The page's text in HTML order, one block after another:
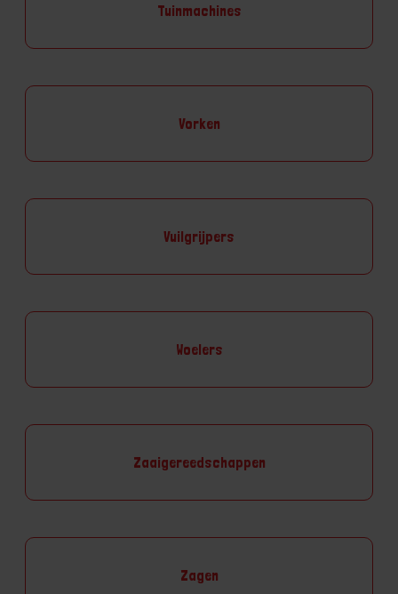
Tuinmachines
Vorken
Vuilgrijpers
Woelers
Zaaigereedschappen
Zagen